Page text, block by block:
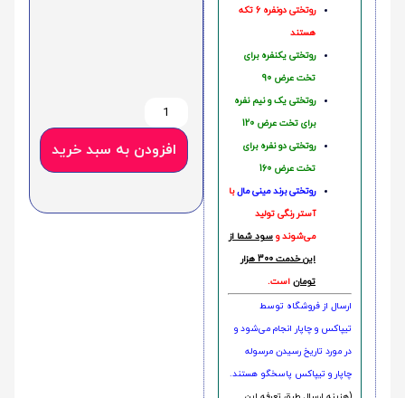
روتختی دونفره 6 تکه
هستند
روتختی یکنفره برای
تخت عرض 90
روتختی یک و نیم نفره
برای تخت عرض 120
روتختی دو نفره برای
تخت عرض 160
روتختی‌ برند مینی مالبا
آستر رنگی تولید
می‌شوند و سود شما از
این خدمت 300 هزار
تومان است.
ارسال از فروشگاه توسط
تیپاکس و چاپار انجام می‌شود و
در مورد تاریخ رسیدن مرسوله
چاپار و تیپاکس پاسخگو هستند.
افزودن به سبد خرید